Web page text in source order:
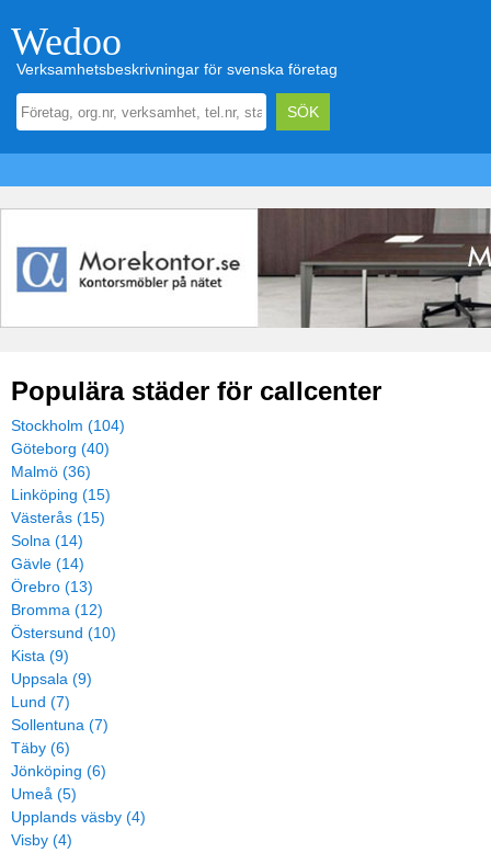
Wedoo
Verksamhetsbeskrivningar för svenska företag
Populära städer för callcenter
Stockholm (104)
Göteborg (40)
Malmö (36)
Linköping (15)
Västerås (15)
Solna (14)
Gävle (14)
Örebro (13)
Bromma (12)
Östersund (10)
Kista (9)
Uppsala (9)
Lund (7)
Sollentuna (7)
Täby (6)
Jönköping (6)
Umeå (5)
Upplands väsby (4)
Visby (4)